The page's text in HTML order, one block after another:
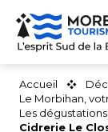
Aller
contenu
Accueil
Le Morbihan,
Les
Cidrerie Le